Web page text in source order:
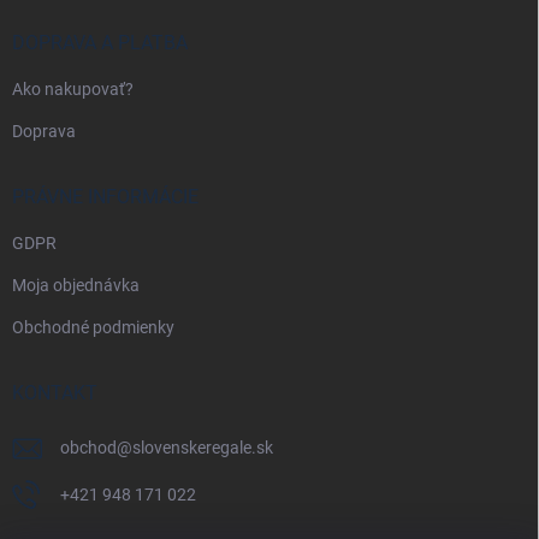
DOPRAVA A PLATBA
Ako nakupovať?
Doprava
PRÁVNE INFORMÁCIE
GDPR
Moja objednávka
Obchodné podmienky
KONTAKT
obchod@slovenskeregale.sk
+421 948 171 022